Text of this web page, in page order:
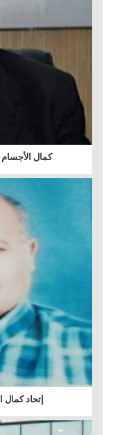
كمال الأجسام
إتحاد كمال